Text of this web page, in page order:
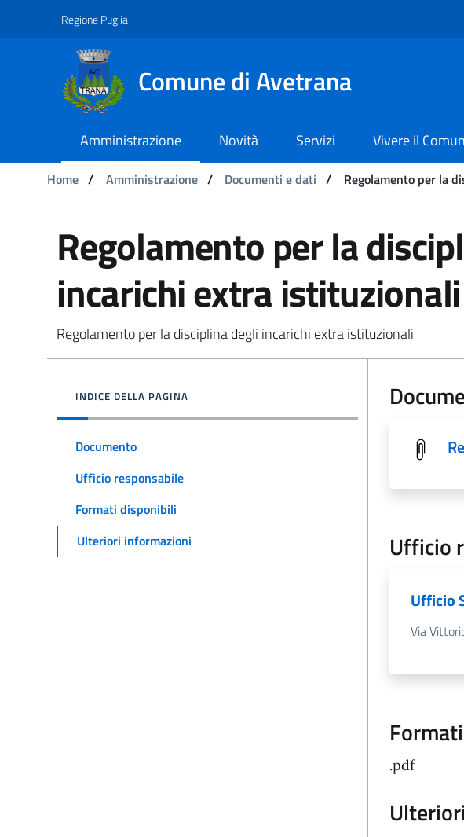
Navigazione
Salta al contenuto
Regione Puglia
Comune di Avetrana
Amministrazione Novità Servizi Vivere il
Ti trovi in:
Home / Amministrazione / Documenti e dati / Regolamento per la
Regolamento per la
Regolamento per la
incarichi extra istituzionali
Regolamento per la disciplina degli incarichi extra istituzionali
INDICE DELLA PAGINA
Documento
Ufficio responsabile
Formati disponibili
Ulteriori informazioni
Ufficio
Ufficio
Via
.pdf